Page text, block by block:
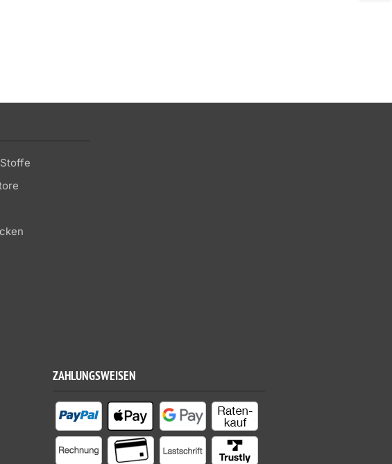
ZAHLUNGSWEISEN